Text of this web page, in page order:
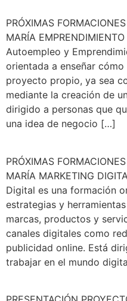
PRÓXIMAS
MARÍA
Autoempleo y
orientada a enseñar
proyecto propio, ya sea
mediante la creación de
dirigido a personas que
una idea de negocio […]
PRÓXIMAS
MARÍA MARKETING
Digital es una formación
estrategias y
marcas, productos y
canales digitales como
publicidad online. Está
trabajar en el mundo